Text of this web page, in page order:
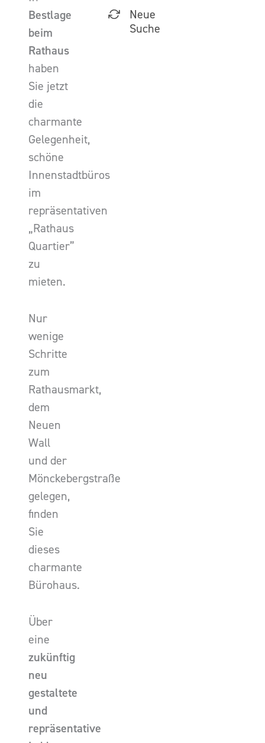
Bestlage
beim
Rathaus
haben
Sie jetzt
die
charmante
Gelegenheit,
schöne
Innenstadtbüros
im
repräsentativen
„Rathaus
Quartier”
zu
mieten.
Nur
wenige
Schritte
zum
Rathausmarkt,
dem
Neuen
Wall
und der
Mönckebergstraße
gelegen,
finden
Sie
dieses
charmante
Bürohaus.
Über
eine
zukünftig
neu
gestaltete
und
repräsentative
Neue
Suche